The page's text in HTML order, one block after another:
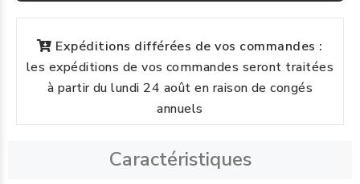
Expéditions différées de vos commandes :
les expéditions de vos commandes seront traitées
à partir du lundi 24 août en raison de congés
annuels
Caractéristiques